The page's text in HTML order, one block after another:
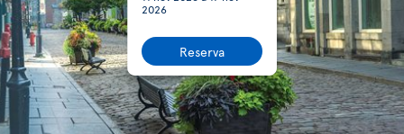
2026
Reserva